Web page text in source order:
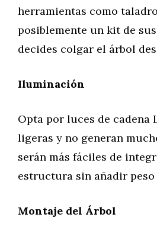
herramientas como
posiblemente un kit de
decides colgar el árbol
Iluminación
Opta por luces de cadena
ligeras y no generan
serán más fáciles de
estructura sin añadir peso
Montaje del Árbol